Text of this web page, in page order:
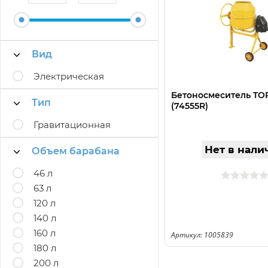
Вид
Электрическая
Тип
Гравитационная
Объем барабана
46 л
63 л
120 л
140 л
160 л
180 л
200 л
Бетоносмеситель
(74555R)
Нет в
Артикул: 1005839